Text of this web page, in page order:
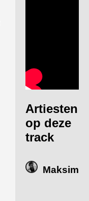
Artiesten
op deze
track
Maksim